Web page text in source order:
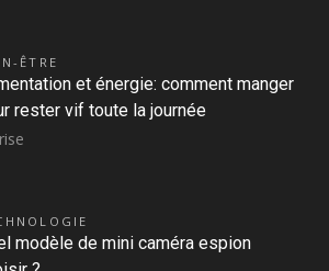
ÊTRE
et énergie: comment manger
rester vif toute la journée
modèle de mini caméra espion